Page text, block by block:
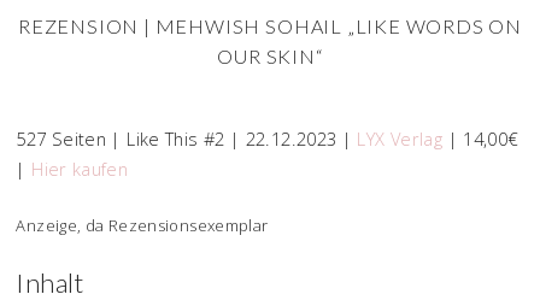
REZENSION | MEHWISH SOHAIL „LIKE WORDS ON
OUR SKIN“
527 Seiten | Like This #2 | 22.12.2023 | LYX Verlag | 14,00€
| Hier kaufen
Anzeige, da Rezensionsexemplar
Inhalt